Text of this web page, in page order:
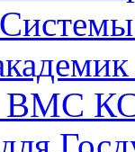
ВМС